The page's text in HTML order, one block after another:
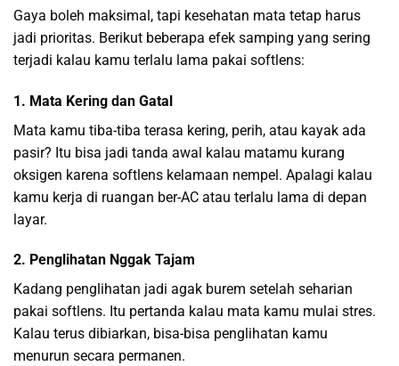
Gaya boleh maksimal, tapi kesehatan mata tetap harus
jadi prioritas. Berikut beberapa efek samping yang sering
terjadi kalau kamu terlalu lama pakai softlens:
1. Mata Kering dan Gatal
Mata kamu tiba-tiba terasa kering, perih, atau kayak ada
pasir? Itu bisa jadi tanda awal kalau matamu kurang
oksigen karena softlens kelamaan nempel. Apalagi kalau
kamu kerja di ruangan ber-AC atau terlalu lama di depan
layar.
2. Penglihatan Nggak Tajam
Kadang penglihatan jadi agak burem setelah seharian
pakai softlens. Itu pertanda kalau mata kamu mulai stres.
Kalau terus dibiarkan, bisa-bisa penglihatan kamu
menurun secara permanen.